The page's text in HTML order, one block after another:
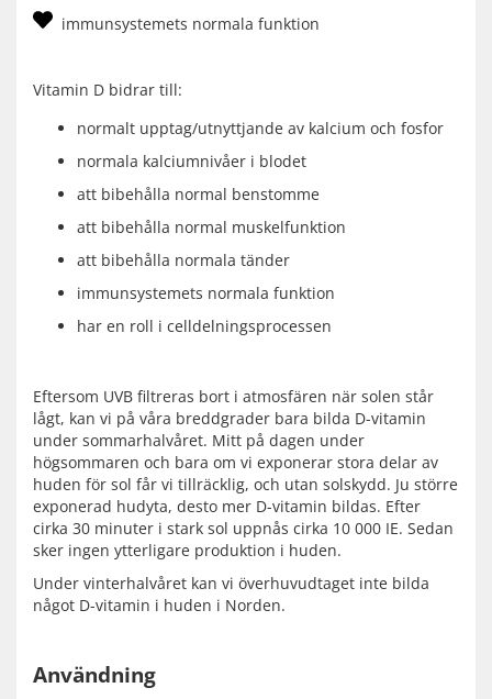
immunsystemets normala funktion
Vitamin D bidrar till:
normalt upptag/utnyttjande av kalcium och fosfor
normala kalciumnivåer i blodet
att bibehålla normal benstomme
att bibehålla normal muskelfunktion
att bibehålla normala tänder
immunsystemets normala funktion
har en roll i celldelningsprocessen
Eftersom UVB filtreras bort i atmosfären när solen står
lågt, kan vi på våra breddgrader bara bilda D-vitamin
under sommarhalvåret. Mitt på dagen under
högsommaren och bara om vi exponerar stora delar av
huden för sol får vi tillräcklig, och utan solskydd. Ju större
exponerad hudyta, desto mer D-vitamin bildas. Efter
cirka 30 minuter i stark sol uppnås cirka 10 000 IE. Sedan
sker ingen ytterligare produktion i huden.
Under vinterhalvåret kan vi överhuvudtaget inte bilda
något D-vitamin i huden i Norden.
Användning